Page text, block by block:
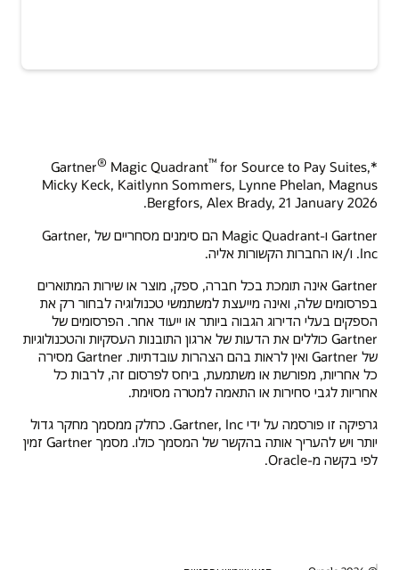
*Gartner
® Magic Quadrant™ for Source to Pay Suites,
Micky Keck, Kaitlynn Sommers, Lynne Phelan, Magnus
Bergfors, Alex Brady, 21 January 2026.
Gartner ו-Magic Quadrant הם סימנים מסחריים של Gartner,
Inc. ו/או החברות הקשורות אליה.
Gartner אינה תומכת בכל חברה, ספק, מוצר או שירות המתוארים
בפרסומים שלה, ואינה מייעצת למשתמשי טכנולוגיה לבחור רק את
הספקים בעלי הדירוג הגבוה ביותר או ייעוד אחר. הפרסומים של
Gartner כוללים את הדעות של ארגון התובנות העסקיות והטכנולוגיות
של Gartner ואין לראות בהם הצהרות עובדתיות. Gartner מסירה
כל אחריות, מפורשת או משתמעת, ביחס לפרסום זה, לרבות כל
אחריות לגבי סחירות או התאמה למטרה מסוימת.
גרפיקה זו פורסמה על ידי Gartner, Inc. כחלק ממסמך מחקר גדול
יותר ויש להעריך אותה בהקשר של המסמך כולו. מסמך Gartner זמין
לפי בקשה מ-Oracle.